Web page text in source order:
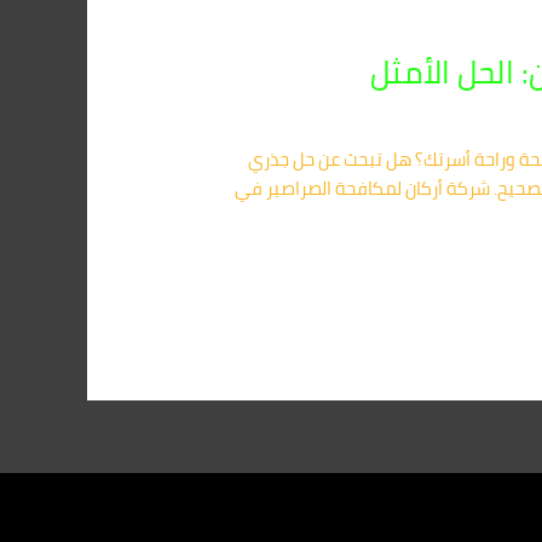
وراحة أسرتك؟ هل تبحث عن حل جذري
شركة أركان لمكافحة الصراصير في